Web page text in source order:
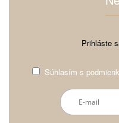
Prihláste
Súhlasím s